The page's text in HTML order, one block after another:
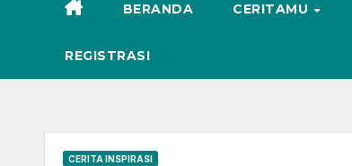
BERANDA CERITAMU
REGISTRASI
CERITA INSPIRASI